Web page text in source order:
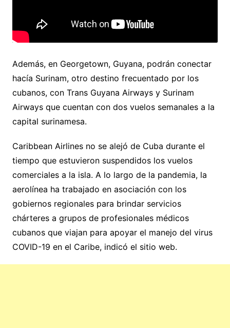
Además, en Georgetown, Guyana, podrán conectar
hacía Surinam, otro destino frecuentado por los
cubanos, con Trans Guyana Airways y Surinam
Airways que cuentan con dos vuelos semanales a la
capital surinamesa.
Caribbean Airlines no se alejó de Cuba durante el
tiempo que estuvieron suspendidos los vuelos
comerciales a la isla. A lo largo de la pandemia, la
aerolínea ha trabajado en asociación con los
gobiernos regionales para brindar servicios
chárteres a grupos de profesionales médicos
cubanos que viajan para apoyar el manejo del virus
COVID-19 en el Caribe, indicó el sitio web.